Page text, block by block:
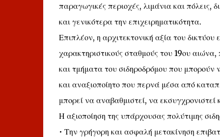
παραγωγικές περιοχές, λιμάνια και πόλεις,
και γενικότερα την επιχειρηματικότητα.
Επιπλέον, η αρχιτεκτονική αξία του
χαρακτηριστικούς σταθμούς του 19ου
και τμήματα του σιδηροδρόμου που
και αναξιοποίητο που περνά μέσα από
μπορεί να αναβαθμιστεί, να
Η αξιοποίηση της υπάρχουσας πολύτιμης
• Την γρήγορη και ασφαλή μετακίνηση